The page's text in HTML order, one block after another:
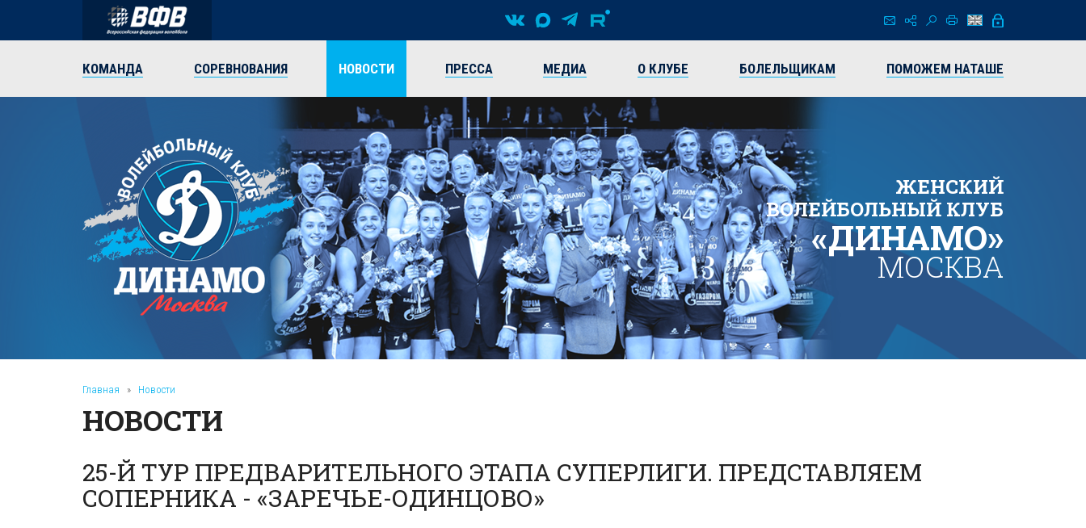
КОМАНДА СОРЕВНОВАНИЯ НОВОСТИ ПРЕССА МЕДИА О КЛУБЕ БОЛЕЛЬЩИКАМ ПОМОЖЕМ НАТАШЕ
ЖЕНСКИЙ
ВОЛЕЙБОЛЬНЫЙ КЛУБ
«ДИНАМО»
МОСКВА
Главная » Новости
НОВОСТИ
25-Й ТУР ПРЕДВАРИТЕЛЬНОГО ЭТАПА СУПЕРЛИГИ. ПРЕДСТАВЛЯЕМ
СОПЕРНИКА - «ЗАРЕЧЬЕ-ОДИНЦОВО»